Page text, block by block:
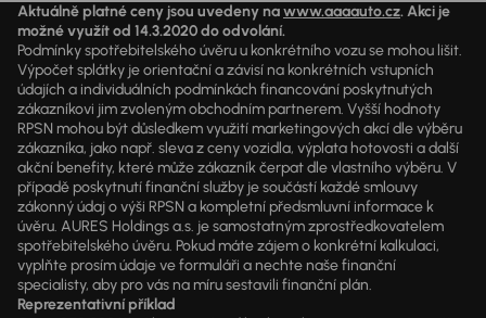
Aktuálně platné ceny jsou uvedeny nawww.aaaauto.cz. Akci je
možné využít od 14.3.2020 do odvolání.
Podmínky spotřebitelského úvěru u konkrétního vozu se mohou lišit.
Výpočet splátky je orientační a závisí na konkrétních vstupních
údajích a individuálních podmínkách financování poskytnutých
zákazníkovi jim zvoleným obchodním partnerem. Vyšší hodnoty
RPSN mohou být důsledkem využití marketingových akcí dle výběru
zákazníka, jako např. sleva z ceny vozidla, výplata hotovosti a další
akční benefity, které může zákazník čerpat dle vlastního výběru. V
případě poskytnutí finanční služby je součástí každé smlouvy
zákonný údaj o výši RPSN a kompletní předsmluvní informace k
úvěru. AURES Holdings a.s. je samostatným zprostředkovatelem
spotřebitelského úvěru. Pokud máte zájem o konkrétní kalkulaci,
vyplňte prosím údaje ve formuláři a nechte naše finanční
specialisty, aby pro vás na míru sestavili finanční plán.
Reprezentativní příklad